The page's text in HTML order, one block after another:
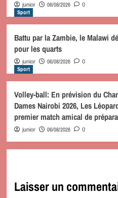
junior 06/08/2026 0
Sport
Battu par la Zambie, le Malawi
pour les quarts
junior 06/08/2026 0
Sport
Volley-ball: En prévision du
Dames Nairobi 2026, Les
premier match amical de
junior 06/08/2026 0
Laisser un